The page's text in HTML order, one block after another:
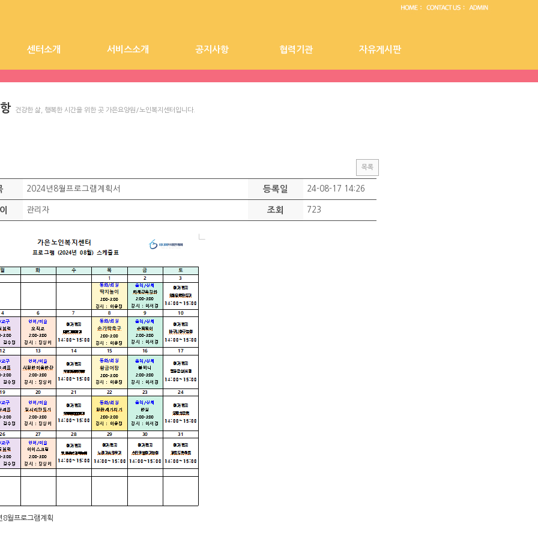
센터소개
시설장 인사말 시설전경 찾아오시는길
서비스소개
가은요양원 가은노인복지센터
공지사항
요양원 공지사항 센터 공지사항
협력기관
협력기관 자유게시판
자유게시판
건강한 삶, 행복한 시간을 위한 곳 가은요양원/노인복지센터입니다.
목록
2024년8월프로그램계획서 등록일 24-08-17 14:26
관리자 조회 723
8월프로그램계획